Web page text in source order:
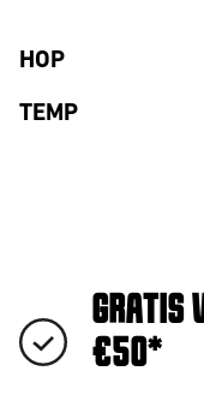
HOP
TEMP
GRATIS
€50*